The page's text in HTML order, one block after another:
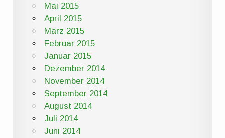
Mai 2015
April 2015
März 2015
Februar 2015
Januar 2015
Dezember 2014
November 2014
September 2014
August 2014
Juli 2014
Juni 2014